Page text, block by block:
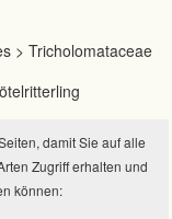
> Tricholomataceae
damit Sie auf alle
Zugriff erhalten und
können: